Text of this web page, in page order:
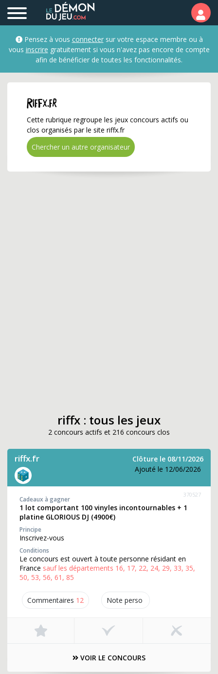
riffx.fr ✅ Gagnez de
Pensez à vous connectersur votre espace membre ou à
vous inscrire gratuitement si vous n'avez pas encore de compte
afin de bénéficier de toutes les fonctionnalités.
riffx.fr
Cette rubrique regroupe les jeux concours actifs ou
clos organisés par le site riffx.fr
Chercher un autre organisateur
riffx : tous les jeux
2 concours actifs et 216 concours clos
riffx.fr
Clôture le 08/11/2026
Ajouté le 12/06/2026
Commentaires 12 Note perso
370527
Cadeaux à gagner
1 lot comportant 100 vinyles incontournables + 1
platine GLORIOUS DJ (4900€)
Principe
Inscrivez-vous
Conditions
Le concours est ouvert à toute personne résidant en
France sauf les départements 16, 17, 22, 24, 29, 33, 35,
50, 53, 56, 61, 85
VOIR LE CONCOURS